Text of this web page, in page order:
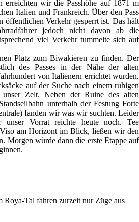
wir die Passhöhe auf 1871 m
Italien und Frankreich. Über den Pass
öffentlichen Verkehr gesperrt ist. Das hält
jedoch nicht davon ab die
viel Verkehr tummelte sich auf
Platz zum Biwakieren zu finden. Der
des Passes in der Nähe der alten
von Italienern errichtet wurden.
auf der Suche nach einem ruhigen
unser Zelt. Neben der Ruine des alten
unterhalb der Festung Forte
fanden wir was wir suchten. Leider
unser Vorrat reichte heute noch. Tee
am Horizont im Blick, ließen wir den
Morgen würde dann die erste Etappe auf
Roya-Tal fahren zurzeit nur Züge aus